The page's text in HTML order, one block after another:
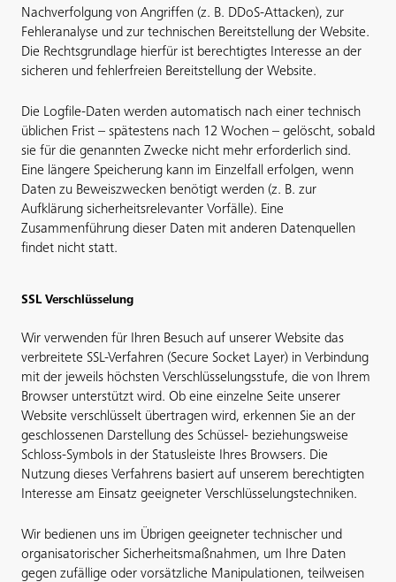
Nachverfolgung von Angriffen (z. B. DDoS-Attacken), zur
Fehleranalyse und zur technischen Bereitstellung der Website.
Die Rechtsgrundlage hierfür ist berechtigtes Interesse an der
sicheren und fehlerfreien Bereitstellung der Website.
Die Logfile-Daten werden automatisch nach einer technisch
üblichen Frist – spätestens nach 12 Wochen – gelöscht, sobald
sie für die genannten Zwecke nicht mehr erforderlich sind.
Eine längere Speicherung kann im Einzelfall erfolgen, wenn
Daten zu Beweiszwecken benötigt werden (z. B. zur
Aufklärung sicherheitsrelevanter Vorfälle). Eine
Zusammenführung dieser Daten mit anderen Datenquellen
findet nicht statt.
SSL Verschlüsselung
Wir verwenden für Ihren Besuch auf unserer Website das
verbreitete SSL-Verfahren (Secure Socket Layer) in Verbindung
mit der jeweils höchsten Verschlüsselungsstufe, die von Ihrem
Browser unterstützt wird. Ob eine einzelne Seite unserer
Website verschlüsselt übertragen wird, erkennen Sie an der
geschlossenen Darstellung des Schüssel- beziehungsweise
Schloss-Symbols in der Statusleiste Ihres Browsers. Die
Nutzung dieses Verfahrens basiert auf unserem berechtigten
Interesse am Einsatz geeigneter Verschlüsselungstechniken.
Wir bedienen uns im Übrigen geeigneter technischer und
organisatorischer Sicherheitsmaßnahmen, um Ihre Daten
gegen zufällige oder vorsätzliche Manipulationen, teilweisen